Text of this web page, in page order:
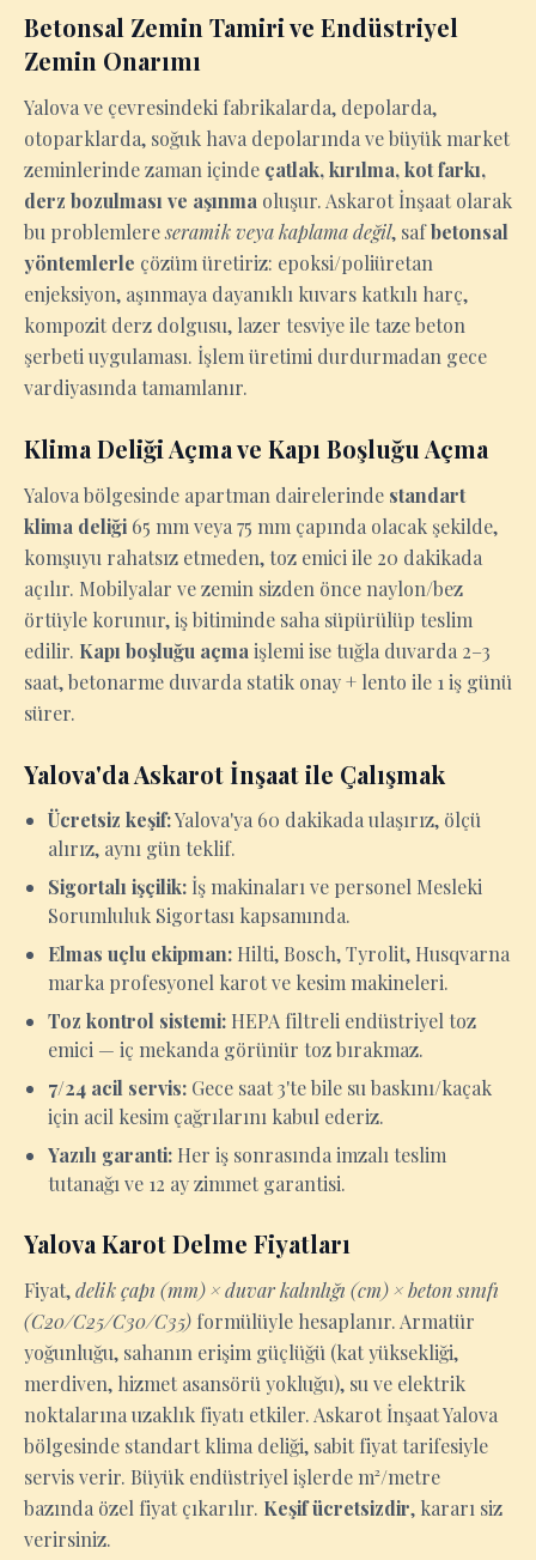
Betonsal Zemin Tamiri ve Endüstriyel
Zemin Onarımı
Yalova ve çevresindeki fabrikalarda, depolarda,
otoparklarda, soğuk hava depolarında ve büyük market
zeminlerinde zaman içinde çatlak, kırılma, kot farkı,
derz bozulması ve aşınma oluşur. Askarot İnşaat olarak
bu problemlereseramik veya kaplama değil, safbetonsal
yöntemlerle çözüm üretiriz: epoksi/poliüretan
enjeksiyon, aşınmaya dayanıklı kuvars katkılı harç,
kompozit derz dolgusu, lazer tesviye ile taze beton
şerbeti uygulaması. İşlem üretimi durdurmadan gece
vardiyasında tamamlanır.
Klima Deliği Açma ve Kapı Boşluğu Açma
Yalova bölgesinde apartman dairelerinde standart
klima deliği 65 mm veya 75 mm çapında olacak şekilde,
komşuyu rahatsız etmeden, toz emici ile 20 dakikada
açılır. Mobilyalar ve zemin sizden önce naylon/bez
örtüyle korunur, iş bitiminde saha süpürülüp teslim
edilir. Kapı boşluğu açma işlemi ise tuğla duvarda 2–3
saat, betonarme duvarda statik onay + lento ile 1 iş günü
sürer.
Yalova'da Askarot İnşaat ile Çalışmak
Ücretsiz keşif:Yalova'ya 60 dakikada ulaşırız, ölçü
alırız, aynı gün teklif.
Sigortalı işçilik: İş makinaları ve personel Mesleki
Sorumluluk Sigortası kapsamında.
Elmas uçlu ekipman: Hilti, Bosch, Tyrolit, Husqvarna
marka profesyonel karot ve kesim makineleri.
Toz kontrol sistemi: HEPA filtreli endüstriyel toz
emici — iç mekanda görünür toz bırakmaz.
7/24 acil servis: Gece saat 3'te bile su baskını/kaçak
için acil kesim çağrılarını kabul ederiz.
Yazılı garanti: Her iş sonrasında imzalı teslim
tutanağı ve 12 ay zimmet garantisi.
Yalova Karot Delme Fiyatları
Fiyat,delik çapı (mm) × duvar kalınlığı (cm) × beton sınıfı
(C20/C25/C30/C35) formülüyle hesaplanır. Armatür
yoğunluğu, sahanın erişim güçlüğü (kat yüksekliği,
merdiven, hizmet asansörü yokluğu), su ve elektrik
noktalarına uzaklık fiyatı etkiler. Askarot İnşaat Yalova
bölgesinde standart klima deliği, sabit fiyat tarifesiyle
servis verir. Büyük endüstriyel işlerde m²/metre
bazında özel fiyat çıkarılır. Keşif ücretsizdir, kararı siz
verirsiniz.